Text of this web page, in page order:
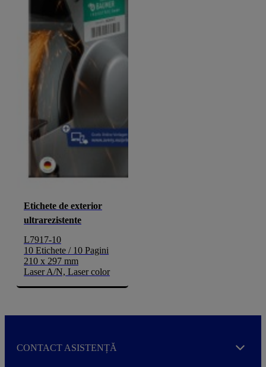
Etichete de exterior
ultrarezistente
L7917-10
10 Etichete / 10 Pagini
210 x 297 mm
Laser A/N, Laser color
CONTACT ASISTENȚĂ Expand